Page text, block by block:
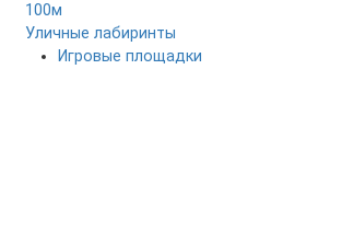
100м
Уличные лабиринты
Игровые площадки